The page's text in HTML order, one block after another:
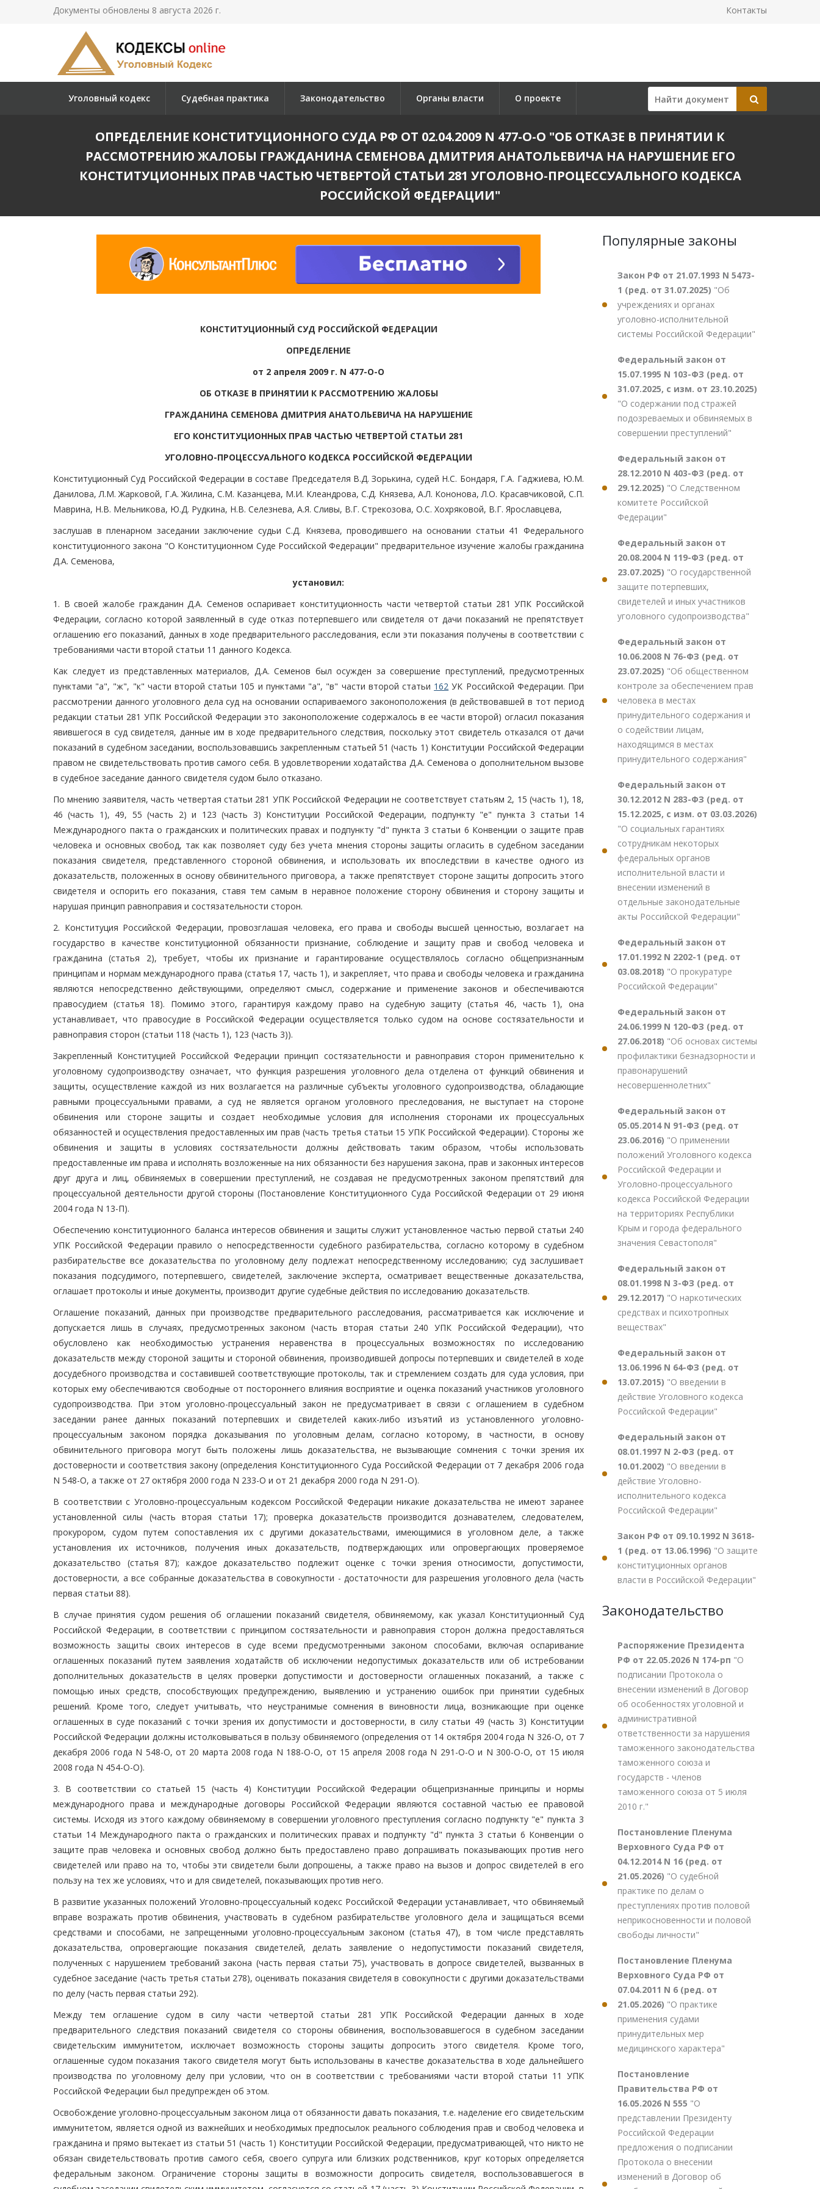
Документы обновлены 8 августа 2026 г. Контакты
Уголовный кодекс Судебная практика Законодательство Органы власти О проекте
ОПРЕДЕЛЕНИЕ КОНСТИТУЦИОННОГО СУДА РФ ОТ 02.04.2009 N 477-О-О "ОБ ОТКАЗЕ В ПРИНЯТИИ К
РАССМОТРЕНИЮ ЖАЛОБЫ ГРАЖДАНИНА СЕМЕНОВА ДМИТРИЯ АНАТОЛЬЕВИЧА НА НАРУШЕНИЕ ЕГО
КОНСТИТУЦИОННЫХ ПРАВ ЧАСТЬЮ ЧЕТВЕРТОЙ СТАТЬИ 281 УГОЛОВНО-ПРОЦЕССУАЛЬНОГО КОДЕКСА
РОССИЙСКОЙ ФЕДЕРАЦИИ"
КОНСТИТУЦИОННЫЙ СУД РОССИЙСКОЙ ФЕДЕРАЦИИ
ОПРЕДЕЛЕНИЕ
от 2 апреля 2009 г. N 477-О-О
ОБ ОТКАЗЕ В ПРИНЯТИИ К РАССМОТРЕНИЮ ЖАЛОБЫ
ГРАЖДАНИНА СЕМЕНОВА ДМИТРИЯ АНАТОЛЬЕВИЧА НА НАРУШЕНИЕ
ЕГО КОНСТИТУЦИОННЫХ ПРАВ ЧАСТЬЮ ЧЕТВЕРТОЙ СТАТЬИ 281
УГОЛОВНО-ПРОЦЕССУАЛЬНОГО КОДЕКСА РОССИЙСКОЙ ФЕДЕРАЦИИ
Конституционный Суд Российской Федерации в составе Председателя В.Д. Зорькина, судей Н.С. Бондаря, Г.А. Гаджиева, Ю.М.
Данилова, Л.М. Жарковой, Г.А. Жилина, С.М. Казанцева, М.И. Клеандрова, С.Д. Князева, А.Л. Кононова, Л.О. Красавчиковой, С.П.
Маврина, Н.В. Мельникова, Ю.Д. Рудкина, Н.В. Селезнева, А.Я. Сливы, В.Г. Стрекозова, О.С. Хохряковой, В.Г. Ярославцева,
заслушав в пленарном заседании заключение судьи С.Д. Князева, проводившего на основании статьи 41 Федерального
конституционного закона "О Конституционном Суде Российской Федерации" предварительное изучение жалобы гражданина
Д.А. Семенова,
установил:
1. В своей жалобе гражданин Д.А. Семенов оспаривает конституционность части четвертой статьи 281 УПК Российской
Федерации, согласно которой заявленный в суде отказ потерпевшего или свидетеля от дачи показаний не препятствует
оглашению его показаний, данных в ходе предварительного расследования, если эти показания получены в соответствии с
требованиями части второй статьи 11 данного Кодекса.
Как следует из представленных материалов, Д.А. Семенов был осужден за совершение преступлений, предусмотренных
пунктами "а", "ж", "к" части второй статьи 105 и пунктами "а", "в" части второй статьи 162 УК Российской Федерации. При
рассмотрении данного уголовного дела суд на основании оспариваемого законоположения (в действовавшей в тот период
редакции статьи 281 УПК Российской Федерации это законоположение содержалось в ее части второй) огласил показания
явившегося в суд свидетеля, данные им в ходе предварительного следствия, поскольку этот свидетель отказался от дачи
показаний в судебном заседании, воспользовавшись закрепленным статьей 51 (часть 1) Конституции Российской Федерации
правом не свидетельствовать против самого себя. В удовлетворении ходатайства Д.А. Семенова о дополнительном вызове
в судебное заседание данного свидетеля судом было отказано.
По мнению заявителя, часть четвертая статьи 281 УПК Российской Федерации не соответствует статьям 2, 15 (часть 1), 18,
46 (часть 1), 49, 55 (часть 2) и 123 (часть 3) Конституции Российской Федерации, подпункту "e" пункта 3 статьи 14
Международного пакта о гражданских и политических правах и подпункту "d" пункта 3 статьи 6 Конвенции о защите прав
человека и основных свобод, так как позволяет суду без учета мнения стороны защиты огласить в судебном заседании
показания свидетеля, представленного стороной обвинения, и использовать их впоследствии в качестве одного из
доказательств, положенных в основу обвинительного приговора, а также препятствует стороне защиты допросить этого
свидетеля и оспорить его показания, ставя тем самым в неравное положение сторону обвинения и сторону защиты и
нарушая принцип равноправия и состязательности сторон.
2. Конституция Российской Федерации, провозглашая человека, его права и свободы высшей ценностью, возлагает на
государство в качестве конституционной обязанности признание, соблюдение и защиту прав и свобод человека и
гражданина (статья 2), требует, чтобы их признание и гарантирование осуществлялось согласно общепризнанным
принципам и нормам международного права (статья 17, часть 1), и закрепляет, что права и свободы человека и гражданина
являются непосредственно действующими, определяют смысл, содержание и применение законов и обеспечиваются
правосудием (статья 18). Помимо этого, гарантируя каждому право на судебную защиту (статья 46, часть 1), она
устанавливает, что правосудие в Российской Федерации осуществляется только судом на основе состязательности и
равноправия сторон (статьи 118 (часть 1), 123 (часть 3)).
Закрепленный Конституцией Российской Федерации принцип состязательности и равноправия сторон применительно к
уголовному судопроизводству означает, что функция разрешения уголовного дела отделена от функций обвинения и
защиты, осуществление каждой из них возлагается на различные субъекты уголовного судопроизводства, обладающие
равными процессуальными правами, а суд не является органом уголовного преследования, не выступает на стороне
обвинения или стороне защиты и создает необходимые условия для исполнения сторонами их процессуальных
обязанностей и осуществления предоставленных им прав (часть третья статьи 15 УПК Российской Федерации). Стороны же
обвинения и защиты в условиях состязательности должны действовать таким образом, чтобы использовать
предоставленные им права и исполнять возложенные на них обязанности без нарушения закона, прав и законных интересов
друг друга и лиц, обвиняемых в совершении преступлений, не создавая не предусмотренных законом препятствий для
процессуальной деятельности другой стороны (Постановление Конституционного Суда Российской Федерации от 29 июня
2004 года N 13-П).
Обеспечению конституционного баланса интересов обвинения и защиты служит установленное частью первой статьи 240
УПК Российской Федерации правило о непосредственности судебного разбирательства, согласно которому в судебном
разбирательстве все доказательства по уголовному делу подлежат непосредственному исследованию; суд заслушивает
показания подсудимого, потерпевшего, свидетелей, заключение эксперта, осматривает вещественные доказательства,
оглашает протоколы и иные документы, производит другие судебные действия по исследованию доказательств.
Оглашение показаний, данных при производстве предварительного расследования, рассматривается как исключение и
допускается лишь в случаях, предусмотренных законом (часть вторая статьи 240 УПК Российской Федерации), что
обусловлено как необходимостью устранения неравенства в процессуальных возможностях по исследованию
доказательств между стороной защиты и стороной обвинения, производившей допросы потерпевших и свидетелей в ходе
досудебного производства и составившей соответствующие протоколы, так и стремлением создать для суда условия, при
которых ему обеспечиваются свободные от постороннего влияния восприятие и оценка показаний участников уголовного
судопроизводства. При этом уголовно-процессуальный закон не предусматривает в связи с оглашением в судебном
заседании ранее данных показаний потерпевших и свидетелей каких-либо изъятий из установленного уголовно-
процессуальным законом порядка доказывания по уголовным делам, согласно которому, в частности, в основу
обвинительного приговора могут быть положены лишь доказательства, не вызывающие сомнения с точки зрения их
достоверности и соответствия закону (определения Конституционного Суда Российской Федерации от 7 декабря 2006 года
N 548-О, а также от 27 октября 2000 года N 233-О и от 21 декабря 2000 года N 291-О).
В соответствии с Уголовно-процессуальным кодексом Российской Федерации никакие доказательства не имеют заранее
установленной силы (часть вторая статьи 17); проверка доказательств производится дознавателем, следователем,
прокурором, судом путем сопоставления их с другими доказательствами, имеющимися в уголовном деле, а также
установления их источников, получения иных доказательств, подтверждающих или опровергающих проверяемое
доказательство (статья 87); каждое доказательство подлежит оценке с точки зрения относимости, допустимости,
достоверности, а все собранные доказательства в совокупности - достаточности для разрешения уголовного дела (часть
первая статьи 88).
В случае принятия судом решения об оглашении показаний свидетеля, обвиняемому, как указал Конституционный Суд
Российской Федерации, в соответствии с принципом состязательности и равноправия сторон должна предоставляться
возможность защиты своих интересов в суде всеми предусмотренными законом способами, включая оспаривание
оглашенных показаний путем заявления ходатайств об исключении недопустимых доказательств или об истребовании
дополнительных доказательств в целях проверки допустимости и достоверности оглашенных показаний, а также с
помощью иных средств, способствующих предупреждению, выявлению и устранению ошибок при принятии судебных
решений. Кроме того, следует учитывать, что неустранимые сомнения в виновности лица, возникающие при оценке
оглашенных в суде показаний с точки зрения их допустимости и достоверности, в силу статьи 49 (часть 3) Конституции
Российской Федерации должны истолковываться в пользу обвиняемого (определения от 14 октября 2004 года N 326-О, от 7
декабря 2006 года N 548-О, от 20 марта 2008 года N 188-О-О, от 15 апреля 2008 года N 291-О-О и N 300-О-О, от 15 июля
2008 года N 454-О-О).
3. В соответствии со статьей 15 (часть 4) Конституции Российской Федерации общепризнанные принципы и нормы
международного права и международные договоры Российской Федерации являются составной частью ее правовой
системы. Исходя из этого каждому обвиняемому в совершении уголовного преступления согласно подпункту "e" пункта 3
статьи 14 Международного пакта о гражданских и политических правах и подпункту "d" пункта 3 статьи 6 Конвенции о
защите прав человека и основных свобод должно быть предоставлено право допрашивать показывающих против него
свидетелей или право на то, чтобы эти свидетели были допрошены, а также право на вызов и допрос свидетелей в его
пользу на тех же условиях, что и для свидетелей, показывающих против него.
В развитие указанных положений Уголовно-процессуальный кодекс Российской Федерации устанавливает, что обвиняемый
вправе возражать против обвинения, участвовать в судебном разбирательстве уголовного дела и защищаться всеми
средствами и способами, не запрещенными уголовно-процессуальным законом (статья 47), в том числе представлять
доказательства, опровергающие показания свидетелей, делать заявление о недопустимости показаний свидетеля,
полученных с нарушением требований закона (часть первая статьи 75), участвовать в допросе свидетелей, вызванных в
судебное заседание (часть третья статьи 278), оценивать показания свидетеля в совокупности с другими доказательствами
по делу (часть первая статьи 292).
Между тем оглашение судом в силу части четвертой статьи 281 УПК Российской Федерации данных в ходе
предварительного следствия показаний свидетеля со стороны обвинения, воспользовавшегося в судебном заседании
свидетельским иммунитетом, исключает возможность стороны защиты допросить этого свидетеля. Кроме того,
оглашенные судом показания такого свидетеля могут быть использованы в качестве доказательства в ходе дальнейшего
производства по уголовному делу при условии, что он в соответствии с требованиями части второй статьи 11 УПК
Российской Федерации был предупрежден об этом.
Освобождение уголовно-процессуальным законом лица от обязанности давать показания, т.е. наделение его свидетельским
иммунитетом, является одной из важнейших и необходимых предпосылок реального соблюдения прав и свобод человека и
гражданина и прямо вытекает из статьи 51 (часть 1) Конституции Российской Федерации, предусматривающей, что никто не
обязан свидетельствовать против самого себя, своего супруга или близких родственников, круг которых определяется
федеральным законом. Ограничение стороны защиты в возможности допросить свидетеля, воспользовавшегося в
Популярные законы
Закон РФ от 21.07.1993 N 5473-
1 (ред. от 31.07.2025) "Об
учреждениях и органах
уголовно-исполнительной
системы Российской Федерации"
Федеральный закон от
15.07.1995 N 103-ФЗ (ред. от
31.07.2025, с изм. от 23.10.2025)
"О содержании под стражей
подозреваемых и обвиняемых в
совершении преступлений"
Федеральный закон от
28.12.2010 N 403-ФЗ (ред. от
29.12.2025) "О Следственном
комитете Российской
Федерации"
Федеральный закон от
20.08.2004 N 119-ФЗ (ред. от
23.07.2025) "О государственной
защите потерпевших,
свидетелей и иных участников
уголовного судопроизводства"
Федеральный закон от
10.06.2008 N 76-ФЗ (ред. от
23.07.2025) "Об общественном
контроле за обеспечением прав
человека в местах
принудительного содержания и
о содействии лицам,
находящимся в местах
принудительного содержания"
Федеральный закон от
30.12.2012 N 283-ФЗ (ред. от
15.12.2025, с изм. от 03.03.2026)
"О социальных гарантиях
сотрудникам некоторых
федеральных органов
исполнительной власти и
внесении изменений в
отдельные законодательные
акты Российской Федерации"
Федеральный закон от
17.01.1992 N 2202-1 (ред. от
03.08.2018) "О прокуратуре
Российской Федерации"
Федеральный закон от
24.06.1999 N 120-ФЗ (ред. от
27.06.2018) "Об основах системы
профилактики безнадзорности и
правонарушений
несовершеннолетних"
Федеральный закон от
05.05.2014 N 91-ФЗ (ред. от
23.06.2016) "О применении
положений Уголовного кодекса
Российской Федерации и
Уголовно-процессуального
кодекса Российской Федерации
на территориях Республики
Крым и города федерального
значения Севастополя"
Федеральный закон от
08.01.1998 N 3-ФЗ (ред. от
29.12.2017) "О наркотических
средствах и психотропных
веществах"
Федеральный закон от
13.06.1996 N 64-ФЗ (ред. от
13.07.2015) "О введении в
действие Уголовного кодекса
Российской Федерации"
Федеральный закон от
08.01.1997 N 2-ФЗ (ред. от
10.01.2002) "О введении в
действие Уголовно-
исполнительного кодекса
Российской Федерации"
Закон РФ от 09.10.1992 N 3618-
1 (ред. от 13.06.1996) "О защите
конституционных органов
власти в Российской Федерации"
Законодательство
Распоряжение Президента
РФ от 22.05.2026 N 174-рп "О
подписании Протокола о
внесении изменений в Договор
об особенностях уголовной и
административной
ответственности за нарушения
таможенного законодательства
таможенного союза и
государств - членов
таможенного союза от 5 июля
2010 г."
Постановление Пленума
Верховного Суда РФ от
04.12.2014 N 16 (ред. от
21.05.2026) "О судебной
практике по делам о
преступлениях против половой
неприкосновенности и половой
свободы личности"
Постановление Пленума
Верховного Суда РФ от
07.04.2011 N 6 (ред. от
21.05.2026) "О практике
применения судами
принудительных мер
медицинского характера"
Постановление
Правительства РФ от
16.05.2026 N 555 "О
представлении Президенту
Российской Федерации
предложения о подписании
Протокола о внесении
изменений в Договор об